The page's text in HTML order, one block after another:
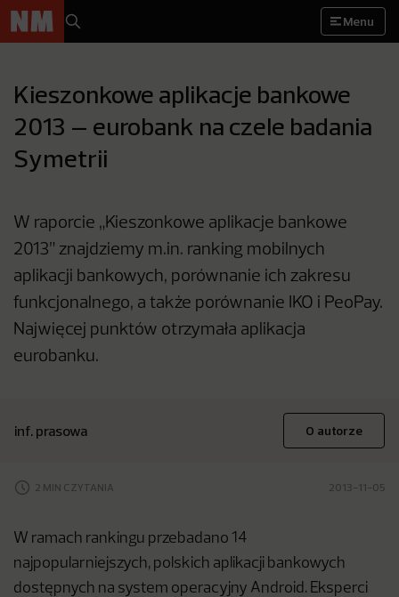
Menu
Kieszonkowe aplikacje bankowe
2013 – eurobank na czele badania
Symetrii
W raporcie „Kieszonkowe aplikacje bankowe
2013” znajdziemy m.in. ranking mobilnych
aplikacji bankowych, porównanie ich zakresu
funkcjonalnego, a także porównanie IKO i PeoPay.
Najwięcej punktów otrzymała aplikacja
eurobanku.
inf. prasowa O autorze
2 MIN CZYTANIA 2013-11-05
W ramach rankingu przebadano 14
najpopularniejszych, polskich aplikacji bankowych
dostępnych na system operacyjny Android. Eksperci